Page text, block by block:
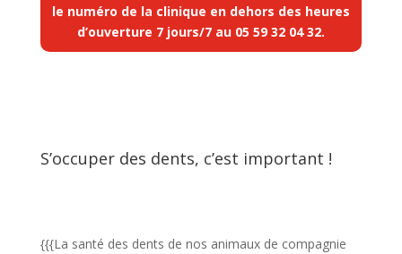
le numéro de la clinique en dehors des heures
d’ouverture 7 jours/7 au 05 59 32 04 32.
S’occuper des dents, c’est important !
{{{La santé des dents de nos animaux de compagnie